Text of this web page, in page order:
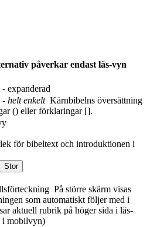
påverkar endast läs-vyn
expanderad
- helt enkelt Kärnbibelns översättning
() eller förklaringar [].
för bibeltext och introduktionen i
Stor
På större skärm visas
som automatiskt följer med i
aktuell rubrik på höger sida i läs-
i mobilvyn)